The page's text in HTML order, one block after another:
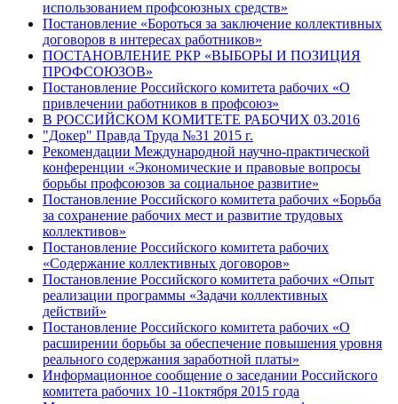
использованием профсоюзных средств»
Постановление «Бороться за заключение коллективных
договоров в интересах работников»
ПОСТАНОВЛЕНИЕ РКР «ВЫБОРЫ И ПОЗИЦИЯ
ПРОФСОЮЗОВ»
Постановление Российского комитета рабочих «О
привлечении работников в профсоюз»
В РОССИЙСКОМ КОМИТЕТЕ РАБОЧИХ 03.2016
"Докер" Правда Труда №31 2015 г.
Рекомендации Международной научно-практической
конференции «Экономические и правовые вопросы
борьбы профсоюзов за социальное развитие»
Постановление Российского комитета рабочих «Борьба
за сохранение рабочих мест и развитие трудовых
коллективов»
Постановление Российского комитета рабочих
«Содержание коллективных договоров»
Постановление Российского комитета рабочих «Опыт
реализации программы «Задачи коллективных
действий»
Постановление Российского комитета рабочих «О
расширении борьбы за обеспечение повышения уровня
реального содержания заработной платы»
Информационное сообщение о заседании Российского
комитета рабочих 10 -11октября 2015 года